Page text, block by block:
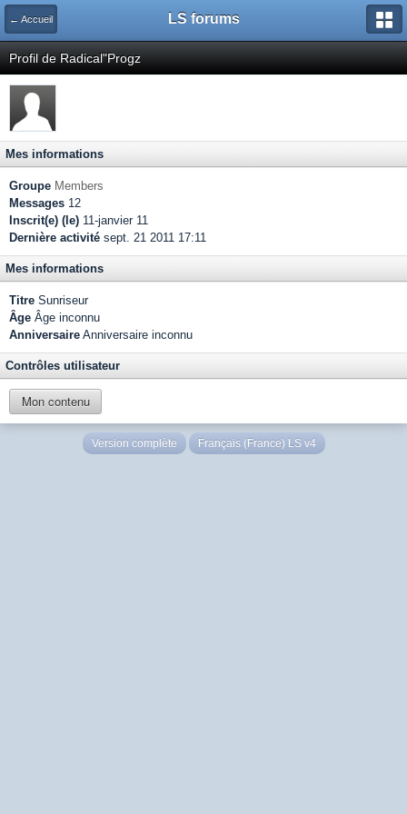
← Accueil LS forums
Profil de Radical"Progz
Mes informations
Groupe Members
Messages 12
Inscrit(e) (le) 11-janvier 11
Dernière activité sept. 21 2011 17:11
Mes informations
Titre Sunriseur
Âge Âge inconnu
Anniversaire Anniversaire inconnu
Contrôles utilisateur
Mon contenu
Version complète Français (France) LS v4